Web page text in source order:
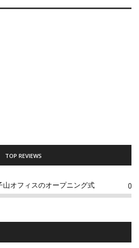
TOP REVIEWS
オフィスのオープニング式 0